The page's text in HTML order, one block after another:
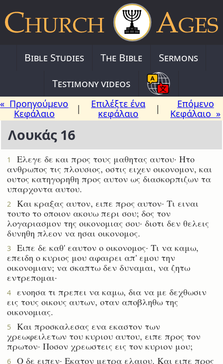
Bible Studies The Bible
Sermons
Testimony videos
« Προηγούμενο
Κεφάλαιο
|
Επιλέξτε ένα
κεφάλαιο
|
Επόμενο
Κεφάλαιο »
Λουκάς 16
1
Ελεγε δε και προς τους μαθητας αυτου· Ητο
ανθρωπος τις πλουσιος, οστις ειχεν οικονομον, και
ουτος κατηγορηθη προς αυτον ως διασκορπιζων τα
υπαρχοντα αυτου.
2
Και κραξας αυτον, ειπε προς αυτον· Τι ειναι
τουτο το οποιον ακουω περι σου; δος τον
λογαριασμον της οικονομιας σου· διοτι δεν θελεις
δυνηθη πλεον να ησαι οικονομος.
3
Ειπε δε καθ' εαυτον ο οικονομος· Τι να καμω,
επειδη ο κυριος μου αφαιρει απ' εμου την
οικονομιαν; να σκαπτω δεν δυναμαι, να ζητω
εντρεπομαι·
4
ενοησα τι πρεπει να καμω, δια να με δεχθωσιν
εις τους οικους αυτων, οταν αποβληθω της
οικονομιας.
5
Και προσκαλεσας ενα εκαστον των
χρεωφειλετων του κυριου αυτου, ειπε προς τον
πρωτον· Ποσον χρεωστεις εις τον κυριον μου;
6
Ο δε ειπεν· Εκατον μετρα ελαιου. Και ειπε προς